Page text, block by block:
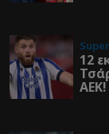
12
ΑΕΚ!